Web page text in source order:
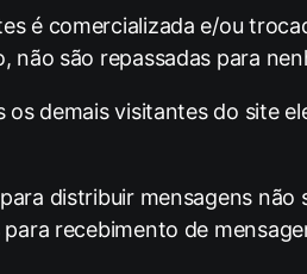
é comercializada e/ou
não são repassadas para
demais visitantes do site
distribuir mensagens não
recebimento de